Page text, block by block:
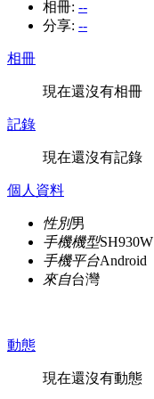
相冊: --
分享: --
相冊
現在還沒有相冊
記錄
現在還沒有記錄
個人資料
性別男
手機機型SH930W
手機平台Android
來自台灣
動態
現在還沒有動態